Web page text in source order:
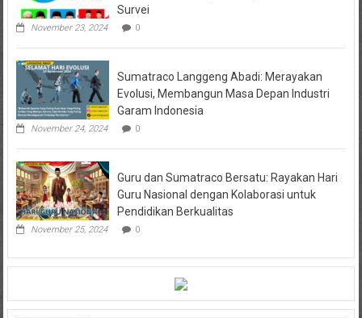
Survei
November 23, 2024 0
Sumatraco Langgeng Abadi: Merayakan
Evolusi, Membangun Masa Depan Industri
Garam Indonesia
November 24, 2024 0
Guru dan Sumatraco Bersatu: Rayakan Hari
Guru Nasional dengan Kolaborasi untuk
Pendidikan Berkualitas
November 25, 2024 0